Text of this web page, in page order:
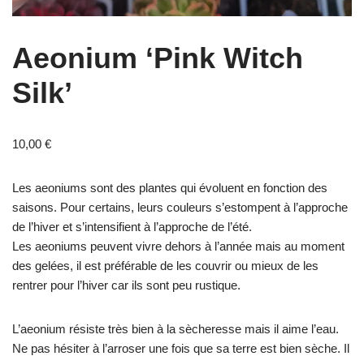
Aeonium ‘Pink Witch
Silk’
10,00 €
Les aeoniums sont des plantes qui évoluent en fonction des
saisons. Pour certains, leurs couleurs s’estompent à l’approche
de l’hiver et s’intensifient à l’approche de l’été.
Les aeoniums peuvent vivre dehors à l’année mais au moment
des gelées, il est préférable de les couvrir ou mieux de les
rentrer pour l’hiver car ils sont peu rustique.
L’aeonium résiste très bien à la sècheresse mais il aime l’eau.
Ne pas hésiter à l’arroser une fois que sa terre est bien sèche. Il